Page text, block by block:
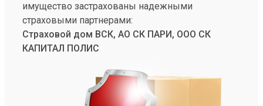
имущество застрахованы надежными
страховыми партнерами:
Страховой дом ВСК, АО СК ПАРИ, ООО СК
КАПИТАЛ ПОЛИС